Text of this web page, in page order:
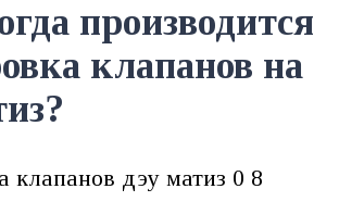
производится
клапанов на